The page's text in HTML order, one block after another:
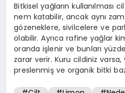
Bitkisel yağların kullanılması
nem katabilir, ancak aynı
gözeneklere, sivilcelere ve
olabilir. Ayrıca rafine yağlar
oranda işlenir ve bunları
zarar verir. Kuru cildiniz varsa,
preslenmiş ve organik bitki